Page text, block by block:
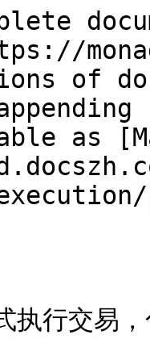
of
as
执行交易